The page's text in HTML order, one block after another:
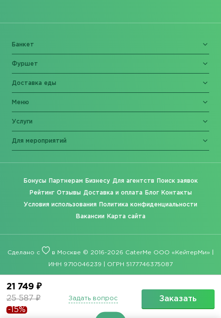
21 749 ₽
25 587 ₽
-15%
Заказать
Задать вопрос
Банкет
Фуршет
Доставка еды
Меню
Услуги
Для мероприятий
Бонусы Партнерам Бизнесу Для агентств Поиск заявок
Рейтинг Отзывы Доставка и оплата Блог Контакты
Условия использования Политика конфиденциальности
Вакансии Карта сайта
Сделано с в Москве © 2016-2026 CaterMe ООО «КейтерМи» |
ИНН 9710046239 | ОГРН 5177746375087